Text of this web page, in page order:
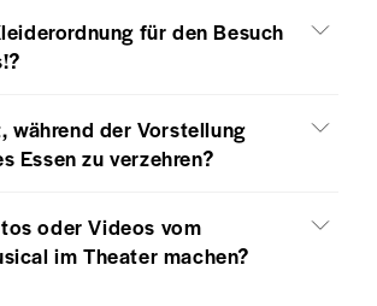
für den Besuch
während der Vorstellung
Essen zu verzehren?
oder Videos vom
im Theater machen?